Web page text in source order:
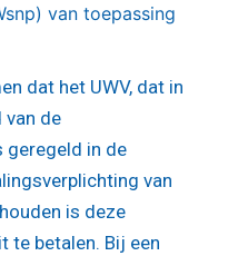
van toepassing
dat het UWV, dat in
de
geregeld in de
van
is deze
te betalen. Bij een